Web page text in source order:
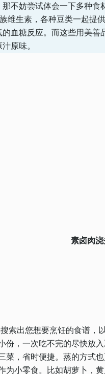
不妨尝试体会一下多种食
维生素，各种豆类一起提
血糖反应。而这些用美善
原味。
素卤肉
出您想要烹饪的食谱，
份，一次吃不完的尽快放
菜，省时便捷。蒸的方式
为小零食。比如胡萝卜，